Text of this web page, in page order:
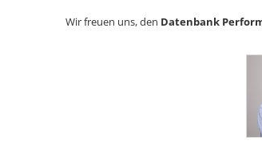
Wir freuen uns, den Datenbank